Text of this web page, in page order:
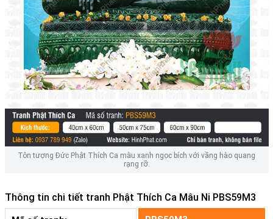
Tôn tượng Đức Phật Thích Ca màu xanh ngọc bích với vầng hào quang
rạng rỡ.
Thông tin chi tiết tranh Phật Thích Ca Mâu Ni PBS59M3